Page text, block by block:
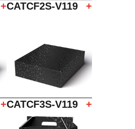
+CATCF2S-V119 +
+CATCF3S-V119 +